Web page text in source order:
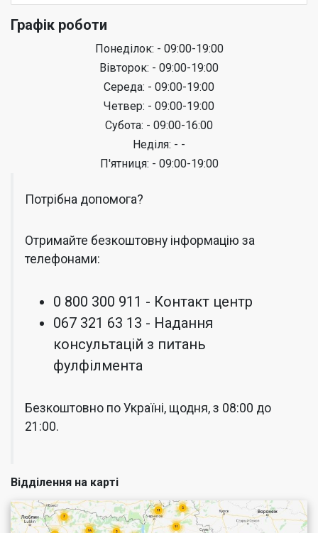
Графік роботи
Понеділок: - 09:00-19:00
Вівторок: - 09:00-19:00
Середа: - 09:00-19:00
Четвер: - 09:00-19:00
Субота: - 09:00-16:00
Неділя: - -
П'ятниця: - 09:00-19:00
Потрібна допомога?
Отримайте безкоштовну інформацію за
телефонами:
0 800 300 911 - Контакт центр
067 321 63 13 - Надання
консультацій з питань
фулфілмента
Безкоштовно по Україні, щодня, з 08:00 до
21:00.
Відділення на карті